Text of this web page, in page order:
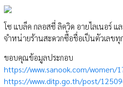
โซ แบล็ค กลอสซี่ ลิควิด อายไลเนอร์
จำหน่ายร้านสะดวกซื้อชื่อเป็นตัวเลขทุ
ขอบคุณข้อมูลประกอบ
https://www.sanook.com/women/
https://www.ditp.go.th/post/